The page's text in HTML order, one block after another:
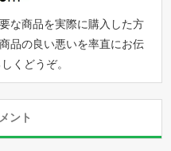
な商品を実際に購入した方
品の良い悪いを率直にお伝
くどうぞ。
ント